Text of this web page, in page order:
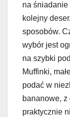
na śniadanie
kolejny
sposobów.
wybór jest
na szybki
Muffinki,
podać w
bananowe,
praktycznie